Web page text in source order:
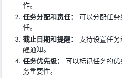
作。
任务分配和责任：
可以分配任
任。
截止日期和提醒：
支持设置任
醒通知。
任务优先级：
可以标记任务的
务重要性。